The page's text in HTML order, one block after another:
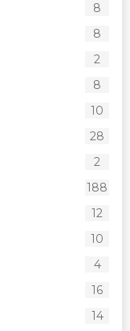
8
8
2
8
10
28
2
188
12
10
4
16
14